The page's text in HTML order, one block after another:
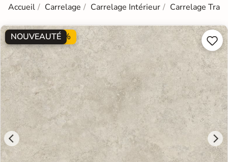
Accueil Carrelage Carrelage Intérieur Carrelage
PROMO -30%
NOUVEAUTÉ 
